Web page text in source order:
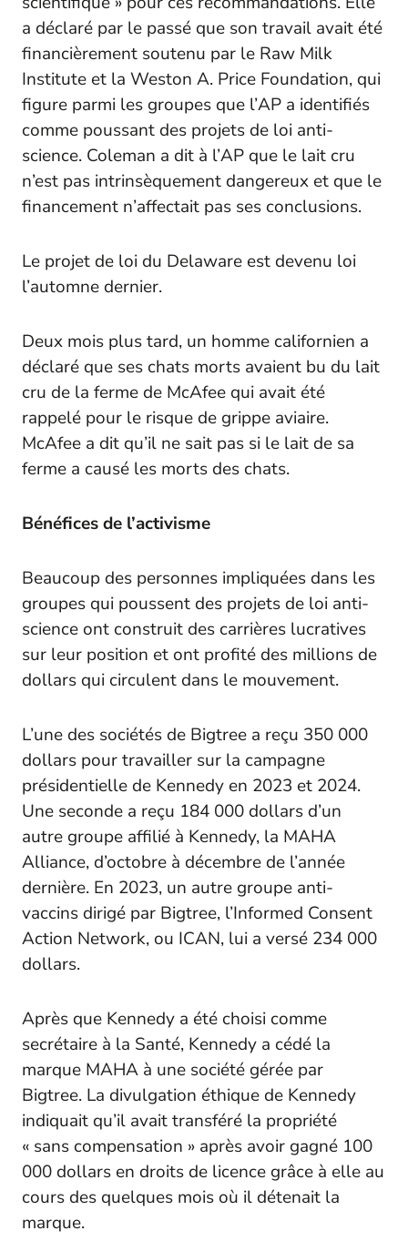
a déclaré par le passé que son travail avait été
financièrement soutenu par le Raw Milk
Institute et la Weston A. Price Foundation, qui
figure parmi les groupes que l’AP a identifiés
comme poussant des projets de loi anti-
science. Coleman a dit à l’AP que le lait cru
n’est pas intrinsèquement dangereux et que le
financement n’affectait pas ses conclusions.
Le projet de loi du Delaware est devenu loi
l’automne dernier.
Deux mois plus tard, un homme californien a
déclaré que ses chats morts avaient bu du lait
cru de la ferme de McAfee qui avait été
rappelé pour le risque de grippe aviaire.
McAfee a dit qu’il ne sait pas si le lait de sa
ferme a causé les morts des chats.
Bénéfices de l’activisme
Beaucoup des personnes impliquées dans les
groupes qui poussent des projets de loi anti-
science ont construit des carrières lucratives
sur leur position et ont profité des millions de
dollars qui circulent dans le mouvement.
L’une des sociétés de Bigtree a reçu 350 000
dollars pour travailler sur la campagne
présidentielle de Kennedy en 2023 et 2024.
Une seconde a reçu 184 000 dollars d’un
autre groupe affilié à Kennedy, la MAHA
Alliance, d’octobre à décembre de l’année
dernière. En 2023, un autre groupe anti-
vaccins dirigé par Bigtree, l’Informed Consent
Action Network, ou ICAN, lui a versé 234 000
dollars.
Après que Kennedy a été choisi comme
secrétaire à la Santé, Kennedy a cédé la
marque MAHA à une société gérée par
Bigtree. La divulgation éthique de Kennedy
indiquait qu’il avait transféré la propriété
« sans compensation » après avoir gagné 100
000 dollars en droits de licence grâce à elle au
cours des quelques mois où il détenait la
marque.